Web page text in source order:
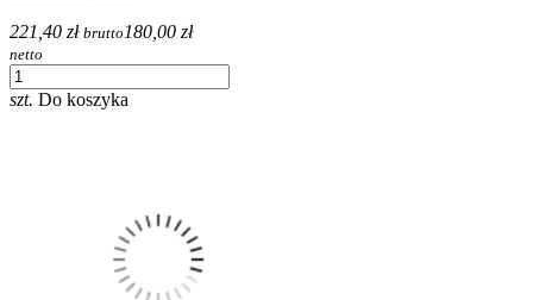
221,40 zł brutto 180,00 zł
netto
szt. Do koszyka